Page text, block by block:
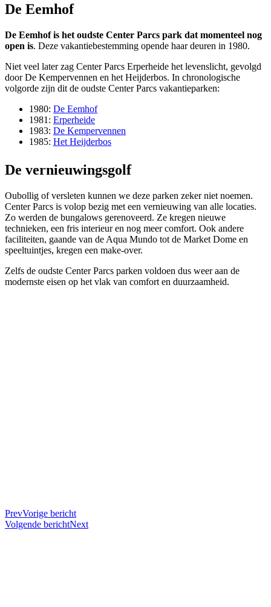
De Eemhof
De Eemhof is het oudste Center Parcs park dat momenteel nog
open is. Deze vakantiebestemming opende haar deuren in 1980.
Niet veel later zag Center Parcs Erperheide het levenslicht, gevolgd
door De Kempervennen en het Heijderbos. In chronologische
volgorde zijn dit de oudste Center Parcs vakantieparken:
1980: De Eemhof
1981: Erperheide
1983: De Kempervennen
1985: Het Heijderbos
De vernieuwingsgolf
Oubollig of versleten kunnen we deze parken zeker niet noemen.
Center Parcs is volop bezig met een vernieuwing van alle locaties.
Zo werden de bungalows gerenoveerd. Ze kregen nieuwe
technieken, een fris interieur en nog meer comfort. Ook andere
faciliteiten, gaande van de Aqua Mundo tot de Market Dome en
speeltuintjes, kregen een make-over.
Zelfs de oudste Center Parcs parken voldoen dus weer aan de
modernste eisen op het vlak van comfort en duurzaamheid.
PrevVorige bericht
Volgende berichtNext